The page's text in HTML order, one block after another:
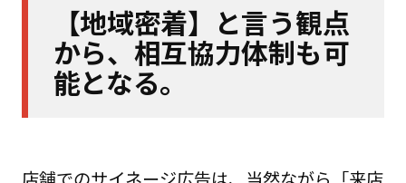
【地域密着】と言う観点
から、相互協力体制も可
能となる。